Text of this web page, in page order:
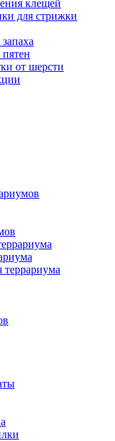
клещей
для стрижки
от шерсти
террариума